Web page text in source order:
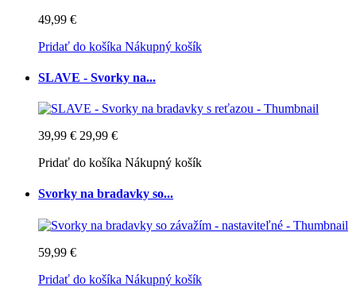
49,99 €
Pridať do košíka Nákupný košík
SLAVE - Svorky na...
39,99 € 29,99 €
Pridať do košíka Nákupný košík
Svorky na bradavky so...
59,99 €
Pridať do košíka Nákupný košík